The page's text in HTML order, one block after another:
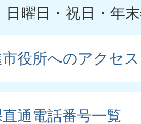
日曜日・祝日・年
市役所へのアクセス
通電話番号一覧